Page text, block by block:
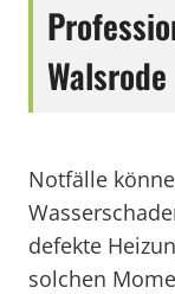
Walsrode
Notfälle
defekte
solchen